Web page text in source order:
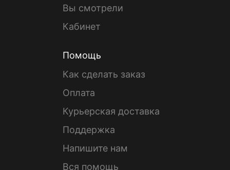
Вы смотрели
Кабинет
Помощь
Как сделать заказ
Оплата
Курьерская доставка
Поддержка
Напишите нам
Вся помощь